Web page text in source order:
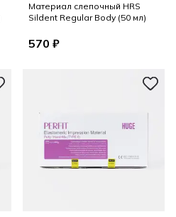
Материал слепочный HRS
Sildent Regular Body (50 мл)
570 ₽